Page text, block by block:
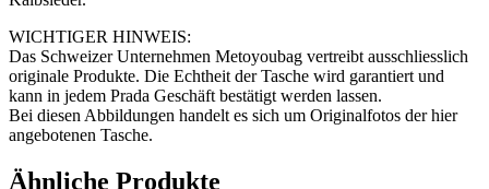
WICHTIGER HINWEIS:
Das Schweizer Unternehmen Metoyoubag vertreibt ausschliesslich
originale Produkte. Die Echtheit der Tasche wird garantiert und
kann in jedem Prada Geschäft bestätigt werden lassen.
Bei diesen Abbildungen handelt es sich um Originalfotos der hier
angebotenen Tasche.
Ähnliche Produkte